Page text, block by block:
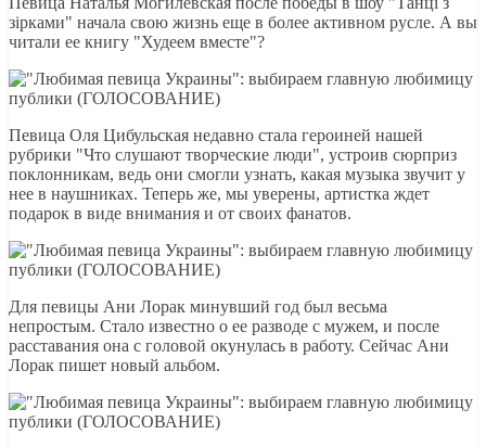
зірками" начала свою жизнь еще в более активном русле. А вы
читали ее книгу "Худеем вместе"?
Певица Оля Цибульская недавно стала героиней нашей
рубрики "Что слушают творческие люди", устроив сюрприз
поклонникам, ведь они смогли узнать, какая музыка звучит у
нее в наушниках. Теперь же, мы уверены, артистка ждет
подарок в виде внимания и от своих фанатов.
Для певицы Ани Лорак минувший год был весьма
непростым. Стало известно о ее разводе с мужем, и после
расставания она с головой окунулась в работу. Сейчас Ани
Лорак пишет новый альбом.